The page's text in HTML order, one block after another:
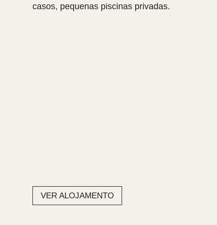
casos, pequenas piscinas privadas.
VER ALOJAMENTO